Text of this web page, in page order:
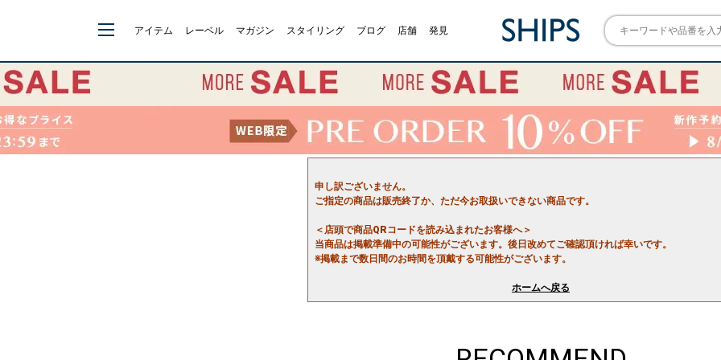
アイテム レーベル マガジン スタイリング ブログ 店舗 発見
申し訳ございません。
ご指定の商品は販売終了か、ただ今お取扱いできない商品です。
＜店頭で商品QRコードを読み込まれたお客様へ＞
当商品は掲載準備中の可能性がございます。後日改めてご確認頂ければ幸いです。
※掲載まで数日間のお時間を頂戴する可能性がございます。
ホームへ戻る